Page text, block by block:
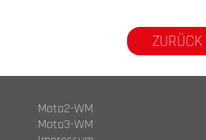
ZURÜCK
Moto2-WM
Moto3-WM